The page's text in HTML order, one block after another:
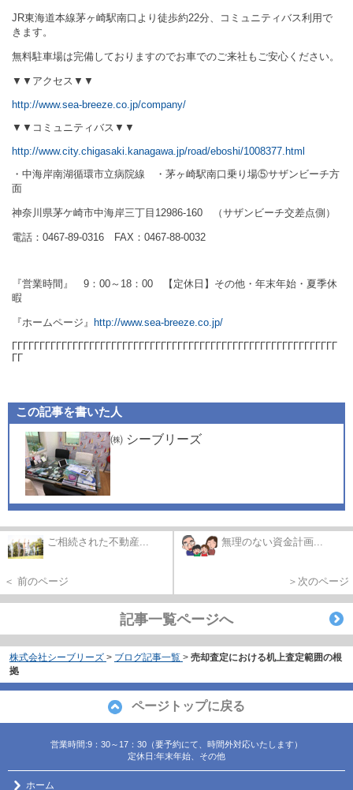
JR東海道本線茅ヶ崎駅南口より徒歩約22分、コミュニティバス利用で
きます。
無料駐車場は完備しておりますのでお車でのご来社もご安心ください。
▼▼アクセス▼▼
http://www.sea-breeze.co.jp/company/
▼▼コミュニティバス▼▼
http://www.city.chigasaki.kanagawa.jp/road/eboshi/1008377.html
・中海岸南湖循環市立病院線 ・茅ヶ崎駅南口乗り場⑤サザンビーチ方
面
神奈川県茅ケ崎市中海岸三丁目 12986-160 （サザンビーチ交差点側）
電話： 0467-89-0316 FAX ： 0467-88-0032
『営業時間』 9 ： 00～ 18 ： 00 【定休日】その他・年末年始・夏季休
暇
『ホームページ』
http://www.sea-breeze.co.jp/
ΓΓΓΓΓΓΓΓΓΓΓΓΓΓΓΓΓΓΓΓΓΓΓΓΓΓΓΓΓΓΓΓΓΓΓΓΓΓΓΓΓΓΓΓΓΓΓΓΓΓΓΓΓΓΓΓΓΓΓ
ΓΓ
この記事を書いた人
㈱ シーブリーズ
ご相続された不動産...
＜ 前のページ
無理のない資金計画...
＞次のページ
記事一覧ページへ
株式会社シーブリーズ > ブログ記事一覧 > 売却査定における机上査定範囲の根
拠
ページトップに戻る
営業時間:9：30～17：30（要予約にて、時間外対応いたします）
定休日:年末年始、その他
ホーム